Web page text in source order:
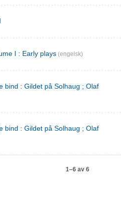
I : Early plays (engelsk)
bind : Gildet på Solhaug ; Olaf
bind : Gildet på Solhaug ; Olaf
1–6 av 6